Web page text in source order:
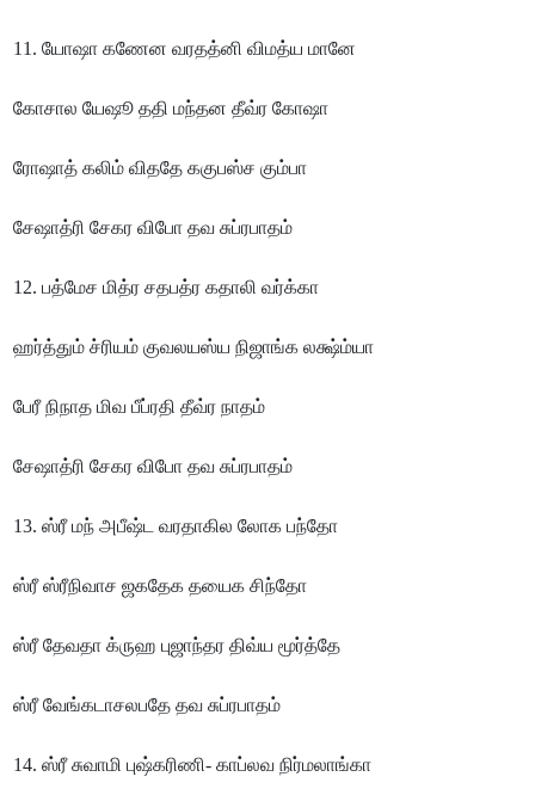
11. யோஷா கணேன வரதத்னி விமத்ய மானே
கோசால யேஷூ ததி மந்தன தீவ்ர கோஷா
ரோஷாத் கலிம் விததே ககுபஸ்ச கும்பா
சேஷாத்ரி சேகர விபோ தவ சுப்ரபாதம்
12. பத்மேச மித்ர சதபத்ர கதாலி வர்க்கா
ஹர்த்தும் ச்ரியம் குவலயஸ்ய நிஜாங்க லக்ஷ்ம்யா
பேரீ நிநாத மிவ பீப்ரதி தீவ்ர நாதம்
சேஷாத்ரி சேகர விபோ தவ சுப்ரபாதம்
13. ஸ்ரீ மந் அபீஷ்ட வரதாகில லோக பந்தோ
ஸ்ரீ ஸ்ரீநிவாச ஜகதேக தயைக சிந்தோ
ஸ்ரீ தேவதா க்ருஹ புஜாந்தர திவ்ய மூர்த்தே
ஸ்ரீ வேங்கடாசலபதே தவ சுப்ரபாதம்
14. ஸ்ரீ சுவாமி புஷ்கரிணி- காப்லவ நிர்மலாங்கா